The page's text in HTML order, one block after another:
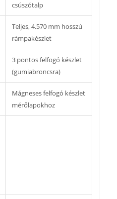
egyértelmű 3D grafikus
is nyomtathatóak.
feltételek fügvényében
rendelhető:
Totem oszlopos telepítés
műhely falára telepíthető
Autodata alapú örök
kívül
3D animált beállítási
csúszótalp
Teljes, 4.570 mm hosszú
rámpakészlet
3 pontos felfogó készlet
(gumiabroncsra)
Mágneses felfogó készlet
mérőlapokhoz